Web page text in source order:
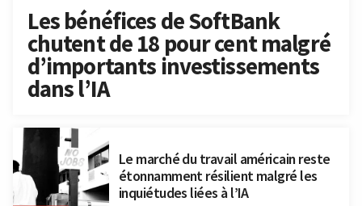
Les bénéfices de SoftBank
chutent de 18 pour cent malgré
d’importants investissements
dans l’IA
Le marché du travail américain reste
étonnamment résilient malgré les
inquiétudes liées à l’IA